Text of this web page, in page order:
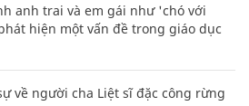
anh trai và em gái như 'chó với
hiện một vấn đề trong giáo dục
về người cha Liệt sĩ đặc công rừng